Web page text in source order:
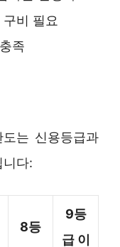
비 필요
족
는 신용등급과
니다:
8등
9등
급 이